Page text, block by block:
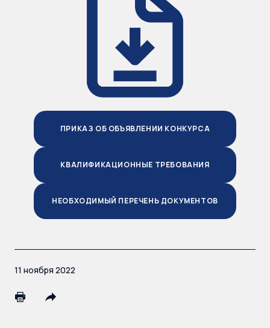
ПРИКАЗ ОБ ОБЪЯВЛЕНИИ КОНКУРСА
КВАЛИФИКАЦИОННЫЕ ТРЕБОВАНИЯ
НЕОБХОДИМЫЙ ПЕРЕЧЕНЬ ДОКУМЕНТОВ
11 ноября 2022